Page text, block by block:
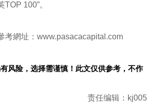
100”。
考網址：www.pasacacapital.com
风险，选择需谨慎！此文仅供参考，不作
责任编辑：kj005